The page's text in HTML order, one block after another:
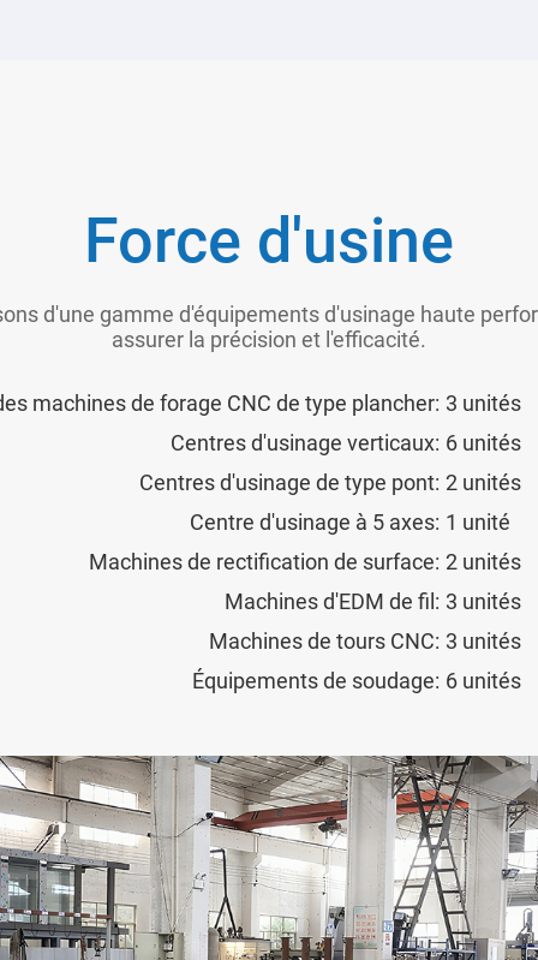
JIAN MENG a développé et lancé le
développer et produire le premier de
Ils ont également développé divers
rétrécissement en acier et d'étirement
fondation deJianmeng Intelligent
l’entreprise a développé lefrein de
Répondant aux besoins des clients,
l'environnementmachines de
Force d'usine
d'une gamme d'équipements d'usinage haute
assurer la précision et l'efficacité.
machines de forage CNC de type plancher: 3 unités
Centres d'usinage verticaux: 6 unités
Centres d'usinage de type pont: 2 unités
Centre d'usinage à 5 axes: 1 unité
Machines de rectification de surface: 2 unités
Machines d'EDM de fil: 3 unités
Machines de tours CNC: 3 unités
Équipements de soudage: 6 unités